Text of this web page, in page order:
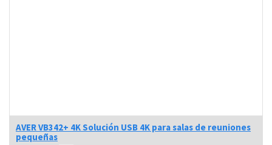
AVER VB342+ 4K Solución USB 4K para salas de reuniones
pequeñas